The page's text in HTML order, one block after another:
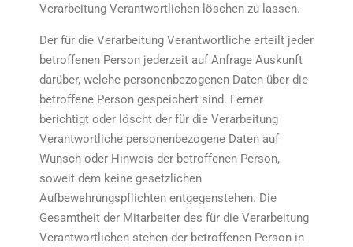
Verarbeitung Verantwortlichen löschen zu lassen.
Der für die Verarbeitung Verantwortliche erteilt jeder
betroffenen Person jederzeit auf Anfrage Auskunft
darüber, welche personenbezogenen Daten über die
betroffene Person gespeichert sind. Ferner
berichtigt oder löscht der für die Verarbeitung
Verantwortliche personenbezogene Daten auf
Wunsch oder Hinweis der betroffenen Person,
soweit dem keine gesetzlichen
Aufbewahrungspflichten entgegenstehen. Die
Gesamtheit der Mitarbeiter des für die Verarbeitung
Verantwortlichen stehen der betroffenen Person in